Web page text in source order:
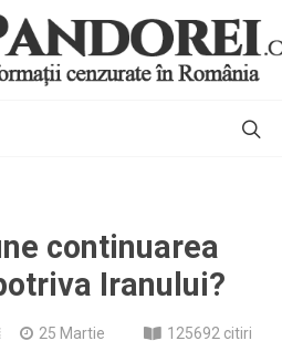
continuarea
Iranului?
25 Martie 125692 citiri